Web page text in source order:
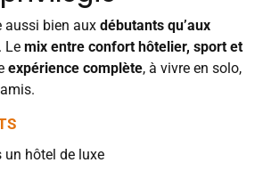
aussi bien aux débutants qu’aux
Le mix entre confort hôtelier, sport et
expérience complète, à vivre en solo,
un hôtel de luxe